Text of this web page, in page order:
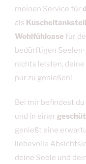
meinen Service für
als
Wohlfühloase für
bedürftigen
nichts leisten,
pur zu genießen!
Bei mir befindest
und in einer
genießt eine
liebevolle
deine Seele und